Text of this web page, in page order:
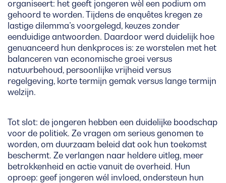
organiseert: het geeft jongeren wèl een podium om
gehoord te worden. Tijdens de enquêtes kregen ze
lastige dilemma’s voorgelegd, keuzes zonder
eenduidige antwoorden. Daardoor werd duidelijk hoe
genuanceerd hun denkproces is: ze worstelen met het
balanceren van economische groei versus
natuurbehoud, persoonlijke vrijheid versus
regelgeving, korte termijn gemak versus lange termijn
welzijn.
Tot slot: de jongeren hebben een duidelijke boodschap
voor de politiek. Ze vragen om serieus genomen te
worden, om duurzaam beleid dat ook hun toekomst
beschermt. Ze verlangen naar heldere uitleg, meer
betrokkenheid en actie vanuit de overheid. Hun
oproep: geef jongeren wél invloed, ondersteun hun